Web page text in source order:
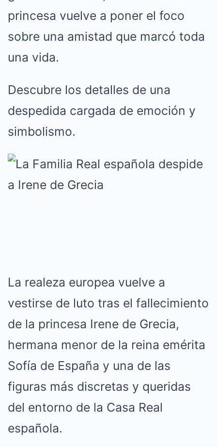
princesa vuelve a poner el foco
sobre una amistad que marcó toda
una vida.
Descubre los detalles de una
despedida cargada de emoción y
simbolismo.
La realeza europea vuelve a
vestirse de luto tras el fallecimiento
de la princesa Irene de Grecia,
hermana menor de la reina emérita
Sofía de España y una de las
figuras más discretas y queridas
del entorno de la Casa Real
española.